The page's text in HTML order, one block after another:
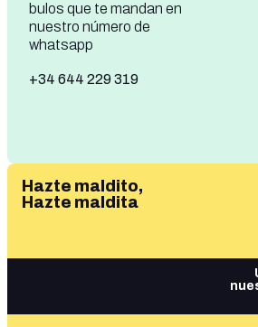
bulos que te mandan en
nuestro número de
whatsapp
+34 644 229 319
Hazte maldito,
Hazte maldita